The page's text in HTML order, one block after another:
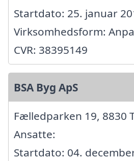
Startdato: 25. januar
Virksomhedsform:
CVR: 38395149
BSA Byg ApS
Fælledparken 19, 8830
Ansatte:
Startdato: 04.